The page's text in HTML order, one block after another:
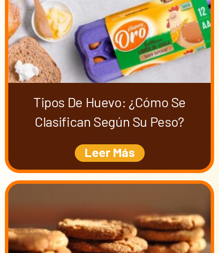
Tipos De Huevo: ¿cómo Se
Clasifican Según Su Peso?
Leer Más